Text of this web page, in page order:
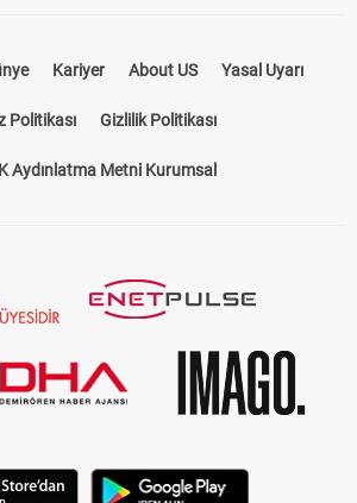
Kariyer About US Yasal Uyarı
Politikası Gizlilik Politikası
Aydınlatma Metni Kurumsal